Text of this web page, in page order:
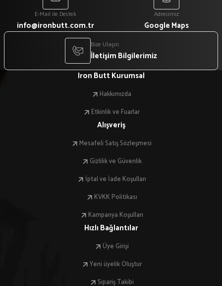
E-Mail ile Destek
info@ironbutt.com.tr
Adresimiz
Google Maps
Bize Ulaşın
İletişim Bilgilerimiz
Iron Butt Kurumsal
Hakkımızda
Etkinlik ve Fuarlar
Alışveriş
Mesafeli Satış Sözleşmesi
Gizlilik ve Güvenlik
İptal ve İade Koşulları
KVKK Politikası
Kampanya Koşulları
Hızlı Bağlantılar
Üye Girişi
Yeni üyelik Oluştur
Sipariş Takibi